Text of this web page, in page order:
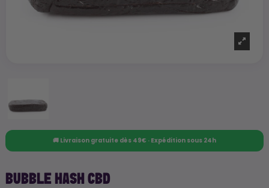
🚚 Livraison gratuite dès 49€ · Expédition sous 24h
BUBBLE HASH CBD